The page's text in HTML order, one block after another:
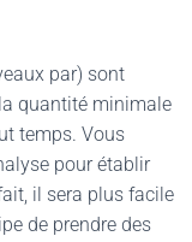
par) sont
quantité minimale
temps. Vous
pour établir
il sera plus facile
de prendre des